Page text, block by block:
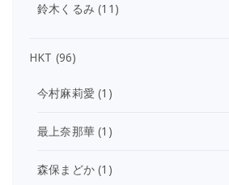
鈴木くるみ (11)
HKT (96)
今村麻莉愛 (1)
最上奈那華 (1)
森保まどか (1)